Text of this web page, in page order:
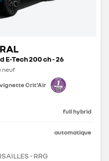
Tech 200 ch - 26
neuf
vignette Crit'Air
full hybrid
automatique
- RRG